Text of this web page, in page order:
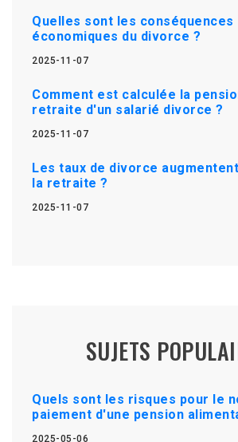
Quelles sont les conséquences
économiques du divorce ?
2025-11-07
Comment est calculée la
retraite d'un salarié divorce ?
2025-11-07
Les taux de divorce
la retraite ?
2025-11-07
SUJETS
Quels sont les risques pour le
paiement d'une pension
2025-05-06